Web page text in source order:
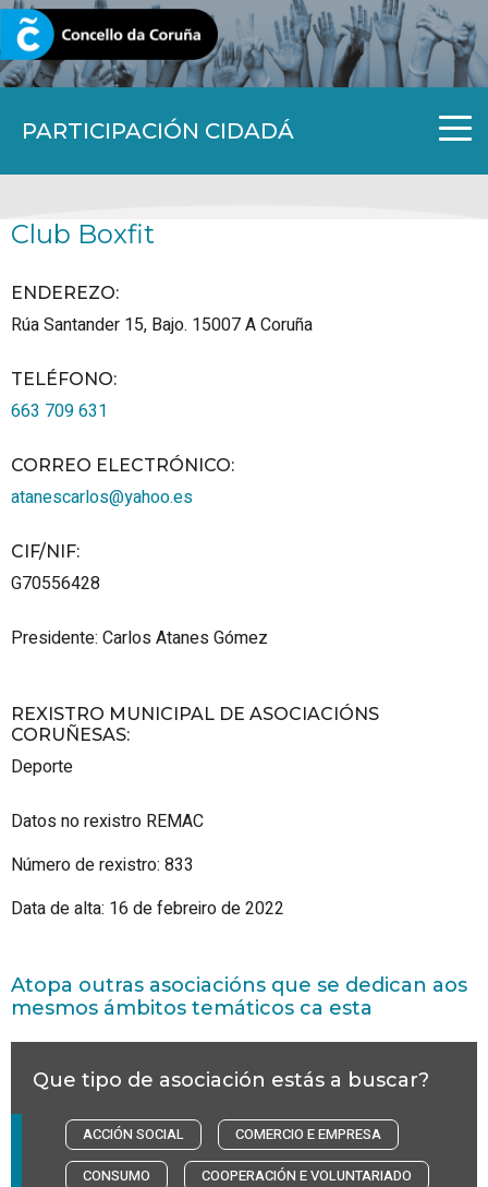
PARTICIPACIÓN CIDADÁ
CORUNA.GAL
Club Boxfit
ENDEREZO:
Rúa Santander 15, Bajo. 15007A Coruña
TELÉFONO:
663 709 631
CORREO ELECTRÓNICO:
atanescarlos@yahoo.es
CIF/NIF:
G70556428
Presidente: Carlos Atanes Gómez
REXISTRO MUNICIPAL DE ASOCIACIÓNS
CORUÑESAS:
Deporte
Datos no rexistro REMAC
Número de rexistro: 833
Data de alta: 16 de febreiro de 2022
Atopa outras asociacións que se dedican aos
mesmos ámbitos temáticos ca esta
Que tipo de asociación estás a buscar?
ACCIÓN SOCIAL
COMERCIO E EMPRESA
CONSUMO
COOPERACIÓN E VOLUNTARIADO